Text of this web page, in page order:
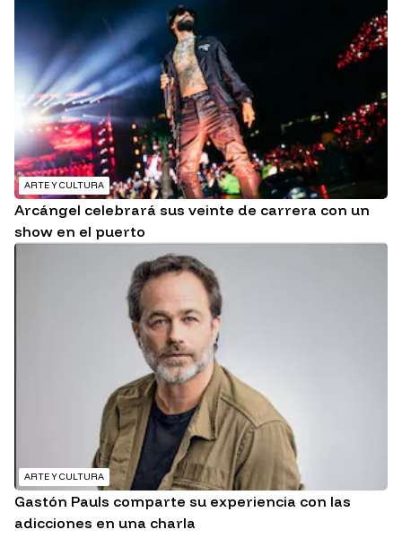
ARTE Y CULTURA
Arcángel celebrará sus veinte de carrera con un
show en el puerto
ARTE Y CULTURA
Gastón Pauls comparte su experiencia con las
adicciones en una charla